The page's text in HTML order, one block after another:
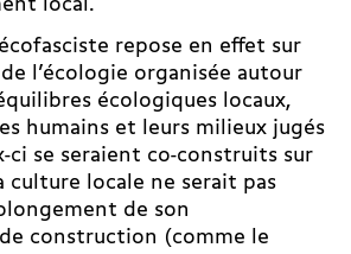
local.
repose en effet sur
l’écologie organisée autour
écologiques locaux,
humains et leurs milieux jugés
ci se seraient co-construits sur
culture locale ne serait pas
de son
construction (comme le